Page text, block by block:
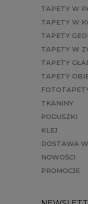
TAPETY W
TAPETY W
TAPETY
TAPETY W
TAPETY
TAPETY
TKANINY
PODUSZKI
KLEJ
DOSTAWA
NOWOŚCI
PROMOCJE